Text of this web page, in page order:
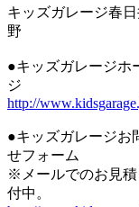
キッズガレージ春
野
●キッズガレージホ
ジ
http://
●キッズガレージお
せフォーム
※メールでのお見積
付中。